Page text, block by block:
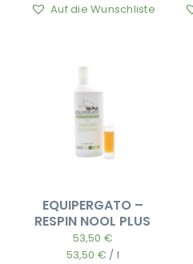
Auf die Wunschliste
EQUIPERGATO –
RESPIN NOOL PLUS
53,50 €
53,50 € / l